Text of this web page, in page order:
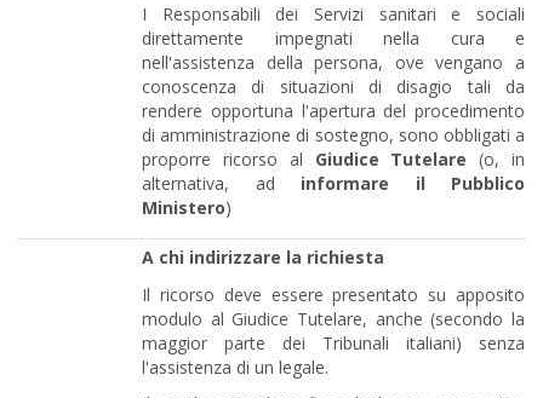
I Responsabili dei Servizi sanitari e sociali
direttamente impegnati nella cura e
nell'assistenza della persona, ove vengano a
conoscenza di situazioni di disagio tali da
rendere opportuna l'apertura del procedimento
di amministrazione di sostegno, sono obbligati a
proporre ricorso al Giudice Tutelare (o, in
alternativa, ad informare il Pubblico
Ministero)
A chi indirizzare la richiesta
Il ricorso deve essere presentato su apposito
modulo al Giudice Tutelare, anche (secondo la
maggior parte dei Tribunali italiani) senza
l'assistenza di un legale.